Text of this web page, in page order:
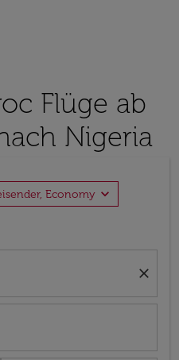
Flüge ab
Nigeria
Economy expand_more
close